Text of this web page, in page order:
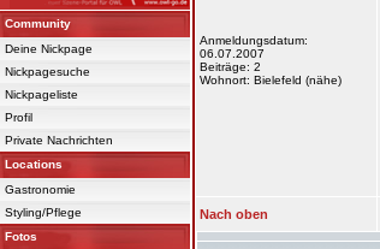
Community
Deine Nickpage
Nickpagesuche
Nickpageliste
Profil
Private Nachrichten
Locations
Gastronomie
Styling/Pflege
Fotos
Anmeldungsdatum:
06.07.2007
Beiträge: 2
Wohnort: Bielefeld (nähe)
Nach oben